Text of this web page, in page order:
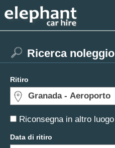
Riconsegna in altro luogo
Ricerca noleggio
Ritiro
Data di ritiro